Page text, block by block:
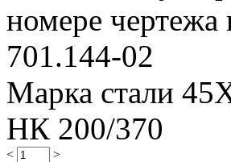
номере чертежа
701.144-02
Марка стали
НК 200/370
< >